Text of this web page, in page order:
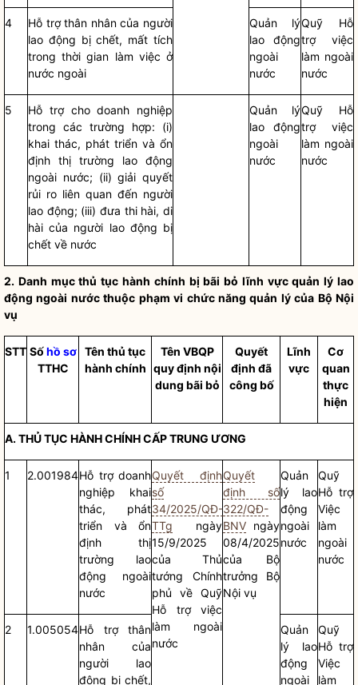
4
Hỗ trợ thân nhân của người
lao động bị chết, mất tích
trong thời gian làm việc ở
nước ngoài
Quản lý
lao động
ngoài
nước
Quỹ Hỗ
trợ việc
làm ngoài
nước
5
Hỗ trợ cho doanh nghiệp
trong các trường hợp: (i)
khai thác, phát triển và ổn
định thị trường lao động
ngoài nước; (ii) giải quyết
rủi ro liên quan đến người
lao động; (iii) đưa thi hài, di
hài của người lao động bị
chết về nước
Quản lý
lao động
ngoài
nước
Quỹ Hỗ
trợ việc
làm ngoài
nước
2. Danh mụcthủ tục hành chính bị bãi bỏ lĩnh vực quản lý lao
động ngoài nước thuộc phạm vi chức năng quản lý của Bộ Nội
vụ
STT Sốhồ sơ
TTHC
Tên thủ tục
hành chính
Tên VBQP
quy định nội
dung bãi bỏ
Quyết
định đã
công bố
Lĩnh
vực
Cơ
quan
thực
hiện
A.THỦ TỤC HÀNH CHÍNHCẤP TRUNG ƯƠNG
1 2.001984Hỗ trợ doanh
nghiệp khai
thác, phát
triển và ổn
định thị
trường lao
động ngoài
nước
Quyết định
số
34/2025/QĐ-
TTg ngày
15/9/2025
của Thủ
tướng Chính
phủ về Quỹ
Hỗ trợ việc
làm ngoài
nước
Quyết
định số
322/QĐ-
BNV ngày
08/4/2025
của Bộ
trưởng Bộ
Nội vụ
Quản
lý lao
động
ngoài
nước
Quỹ
Hỗ trợ
Việc
làm
ngoài
nước
2 1.005054Hỗ trợ thân
nhân của
người lao
động bị chết,
Quản
lý lao
động
ngoài
Quỹ
Hỗ trợ
Việc
làm